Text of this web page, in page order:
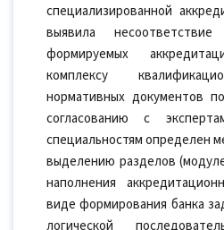
специализированной
выявила
формируемых
комплексу
нормативных документов
согласованию с
специальностям определен
выделению разделов
наполнения
виде формирования банка
логической